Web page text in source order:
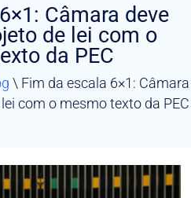
Câmara deve
de lei com o
da PEC
\ Fim da escala 6×1: Câmara
com o mesmo texto da PEC